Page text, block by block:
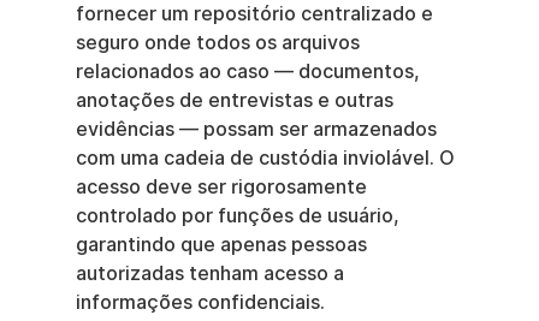
fornecer um repositório centralizado e
seguro onde todos os arquivos
relacionados ao caso — documentos,
anotações de entrevistas e outras
evidências — possam ser armazenados
com uma cadeia de custódia inviolável. O
acesso deve ser rigorosamente
controlado por funções de usuário,
garantindo que apenas pessoas
autorizadas tenham acesso a
informações confidenciais.